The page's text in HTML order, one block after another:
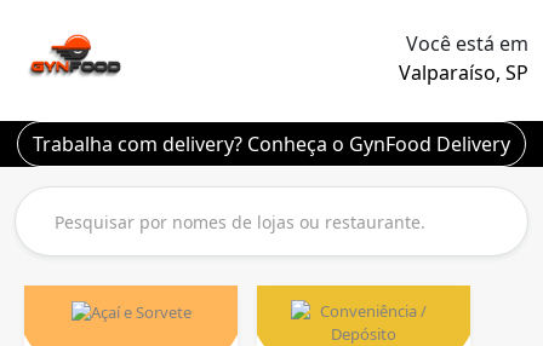
Você está em
Valparaíso, SP
Trabalha com delivery? Conheça o GynFood Delivery